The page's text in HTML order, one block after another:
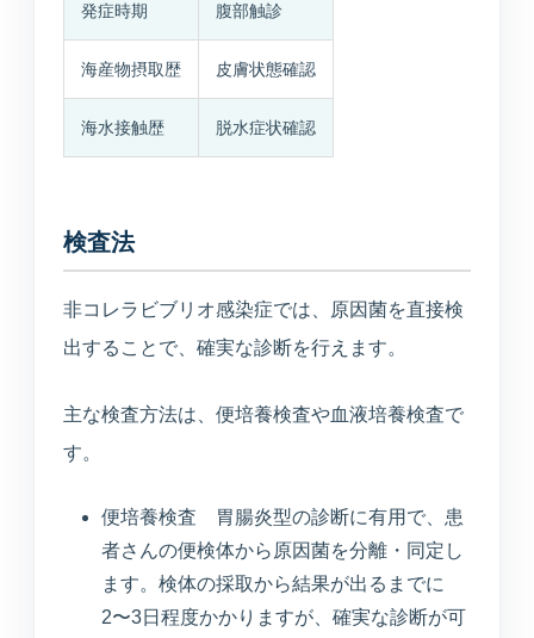
発症時期 腹部触診
海産物摂取歴 皮膚状態確認
海水接触歴 脱水症状確認
検査法
非コレラビブリオ感染症では、原因菌を直接検
出することで、確実な診断を行えます。
主な検査方法は、便培養検査や血液培養検査で
す。
便培養検査 胃腸炎型の診断に有用で、患
者さんの便検体から原因菌を分離・同定し
ます。検体の採取から結果が出るまでに
2〜3日程度かかりますが、確実な診断が可